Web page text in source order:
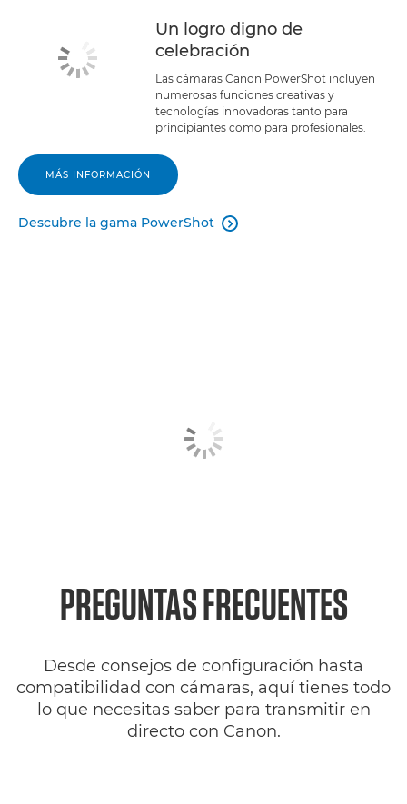
Un logro digno de
celebración
Las cámaras Canon PowerShot incluyen
numerosas funciones creativas y
tecnologías innovadoras tanto para
principiantes como para profesionales.
MÁS INFORMACIÓN
Descubre la gama PowerShot 
PREGUNTAS FRECUENTES
Desde consejos de configuración hasta
compatibilidad con cámaras, aquí tienes todo
lo que necesitas saber para transmitir en
directo con Canon.